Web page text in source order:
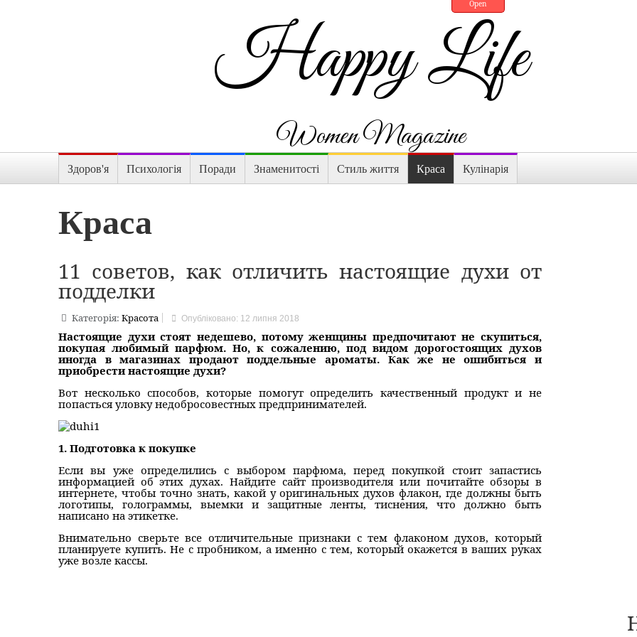
Open
Happy Life
Women Magazine
Здоров'я Психологія Поради Знаменитості Стиль життя Краса Кулінарія
Краса
11 советов, как отличить настоящие духи от
подделки
Категорія:Красота Опубліковано: 12 липня 2018
Настоящие духи стоят недешево, потому женщины предпочитают не скупиться,
покупая любимый парфюм. Но, к сожалению, под видом дорогостоящих духов
иногда в магазинах продают поддельные ароматы. Как же не ошибиться и
приобрести настоящие духи?
Вот несколько способов, которые помогут определить качественный продукт и не
попасться уловку недобросовестных предпринимателей.
1. Подготовка к покупке
Если вы уже определились с выбором парфюма, перед покупкой стоит запастись
информацией об этих духах. Найдите сайт производителя или почитайте обзоры в
интернете, чтобы точно знать, какой у оригинальных духов флакон, где должны быть
логотипы, голограммы, выемки и защитные ленты, тиснения, что должно быть
написано на этикетке.
Внимательно сверьте все отличительные признаки с тем флаконом духов, который
планируете купить. Не с пробником, а именно с тем, который окажется в ваших руках
уже возле кассы.